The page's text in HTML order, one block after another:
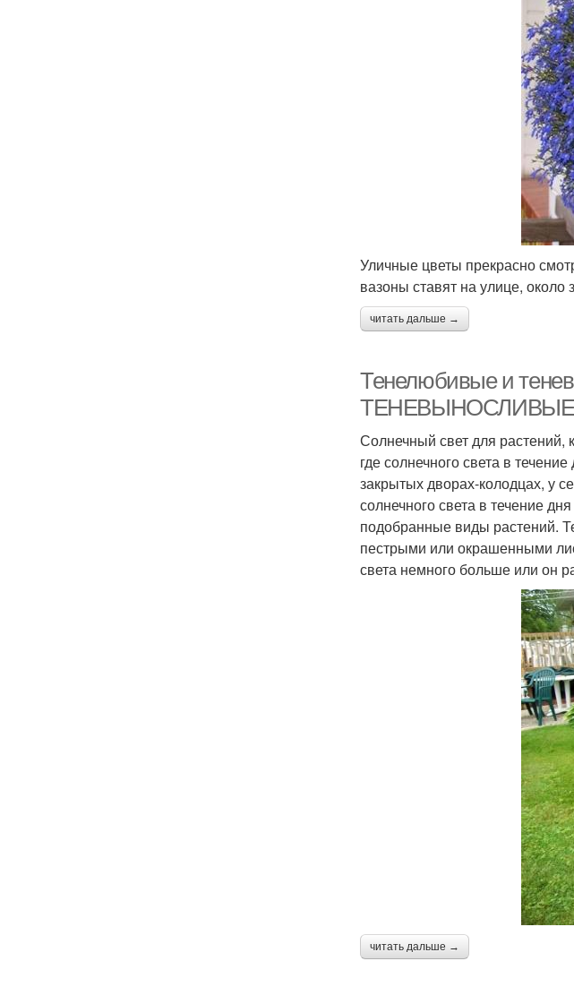
Уличные цветы прекрасно
вазоны ставят на улице, около
читать дальше →
Тенелюбивые и
Солнечный свет для растений,
где солнечного света в
закрытых дворах-колодцах, у
солнечного света в течение
подобранные виды растений.
пестрыми или окрашенными
света немного больше или он
читать дальше →